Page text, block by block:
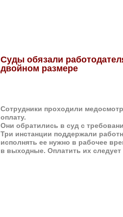
Суды обязали
двойном размере
Сотрудники проходили
оплату.
Они обратились в суд с
Три инстанции поддержали
исполнять ее нужно в рабочее
в выходные. Оплатить их